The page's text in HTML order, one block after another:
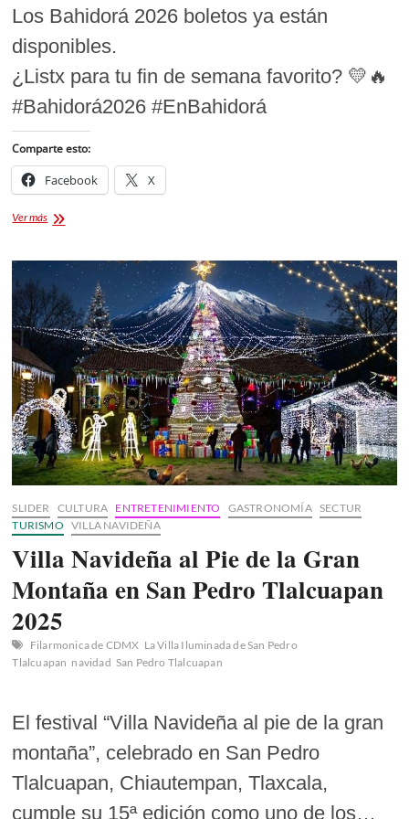
Los Bahidorá 2026 boletos ya están
disponibles.
¿Listx para tu fin de semana favorito? 💛🔥
#Bahidorá2026 #EnBahidorá
Comparte esto:
Facebook X
Ver másBahidorá
Naturaleza,
música
y
un
hospedaje
inmersivo
SLIDER CULTURA ENTRETENIMIENTO GASTRONOMÍA SECTUR
TURISMO
VILLA NAVIDEÑA
Villa Navideña al Pie de la Gran
Montaña en San Pedro Tlalcuapan
2025
Filarmonica de CDMX La Villa Iluminada de San Pedro
Tlalcuapan navidad San Pedro Tlalcuapan
El festival “Villa Navideña al pie de la gran
montaña”, celebrado en San Pedro
Tlalcuapan, Chiautempan, Tlaxcala,
cumple su 15ª edición como uno de los…